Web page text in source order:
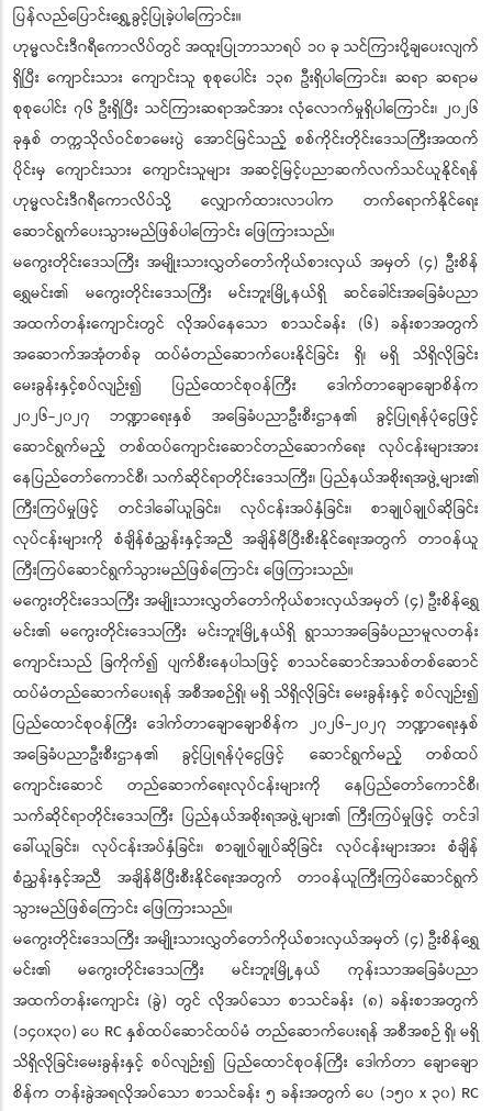
ပြန်လည်ပြောင်းရွှေ့ခွင့်ပြုခဲ့ပါကြောင်း။
ဟုမ္မလင်းဒီဂရီကောလိပ်တွင် အထူးပြုဘာသာရပ် ၁၀ ခု သင်ကြားပို့ချပေးလျက်
ရှိပြီး ကျောင်းသား ကျောင်းသူ စုစုပေါင်း ၁၃၈ ဦးရှိပါကြောင်း၊ ဆရာ ဆရာမ
စုစုပေါင်း ၇၆ ဦးရှိပြီး သင်ကြားဆရာအင်အား လုံလောက်မှုရှိပါကြောင်း၊ ၂၀၂၆
ခုနှစ် တက္ကသိုလ်ဝင်စာမေးပွဲ အောင်မြင်သည့် စစ်ကိုင်းတိုင်းဒေသကြီးအထက်
ပိုင်းမှ ကျောင်းသား ကျောင်းသူများ အဆင့်မြင့်ပညာဆက်လက်သင်ယူနိုင်ရန်
ဟုမ္မလင်းဒီဂရီကောလိပ်သို့ လျှောက်ထားလာပါက တက်ရောက်နိုင်ရေး
ဆောင်ရွက်ပေးသွားမည်ဖြစ်ပါကြောင်း ဖြေကြားသည်။
မကွေးတိုင်းဒေသကြီး အမျိုးသားလွှတ်တော်ကိုယ်စားလှယ် အမှတ် (၄) ဦးစိန်
ရွှေမင်း၏ မကွေးတိုင်းဒေသကြီး မင်းဘူးမြို့နယ်ရှိ ဆင်ခေါင်းအခြေခံပညာ
အထက်တန်းကျောင်းတွင် လိုအပ်နေသော စာသင်ခန်း (၆) ခန်းစာအတွက်
အဆောက်အအုံတစ်ခု ထပ်မံတည်ဆောက်ပေးနိုင်ခြင်း ရှိ၊ မရှိ သိရှိလိုခြင်း
မေးခွန်းနှင့်စပ်လျဉ်း၍ ပြည်ထောင်စုဝန်ကြီး ဒေါက်တာချောချောစိန်က
၂၀၂၆-၂၀၂၇ ဘဏ္ဍာရေးနှစ် အခြေခံပညာဦးစီးဌာန၏ ခွင့်ပြုရန်ပုံငွေဖြင့်
ဆောင်ရွက်မည့် တစ်ထပ်ကျောင်းဆောင်တည်ဆောက်ရေး လုပ်ငန်းများအား
နေပြည်တော်ကောင်စီ၊ သက်ဆိုင်ရာတိုင်းဒေသကြီး၊ ပြည်နယ်အစိုးရအဖွဲ့များ၏
ကြီးကြပ်မှုဖြင့် တင်ဒါခေါ်ယူခြင်း၊ လုပ်ငန်းအပ်နှံခြင်း၊ စာချုပ်ချုပ်ဆိုခြင်း
လုပ်ငန်းများကို စံချိန်စံညွှန်းနှင့်အညီ အချိန်မီပြီးစီးနိုင်ရေးအတွက် တာဝန်ယူ
ကြီးကြပ်ဆောင်ရွက်သွားမည်ဖြစ်ကြောင်း ဖြေကြားသည်။
မကွေးတိုင်းဒေသကြီး အမျိုးသားလွှတ်တော်ကိုယ်စားလှယ်အမှတ် (၄) ဦးစိန်ရွှေ
မင်း၏ မကွေးတိုင်းဒေသကြီး မင်းဘူးမြို့နယ်ရှိ ရွာသာအခြေခံပညာမူလတန်း
ကျောင်းသည် ခြကိုက်၍ ပျက်စီးနေပါသဖြင့် စာသင်ဆောင်အသစ်တစ်ဆောင်
ထပ်မံတည်ဆောက်ပေးရန် အစီအစဉ်ရှိ၊ မရှိ သိရှိလိုခြင်း မေးခွန်းနှင့် စပ်လျဉ်း၍
ပြည်ထောင်စုဝန်ကြီး ဒေါက်တာချောချောစိန်က ၂၀၂၆-၂၀၂၇ ဘဏ္ဍာရေးနှစ်
အခြေခံပညာဦးစီးဌာန၏ ခွင့်ပြုရန်ပုံငွေဖြင့် ဆောင်ရွက်မည့် တစ်ထပ်
ကျောင်းဆောင် တည်ဆောက်ရေးလုပ်ငန်းများကို နေပြည်တော်ကောင်စီ၊
သက်ဆိုင်ရာတိုင်းဒေသကြီး ပြည်နယ်အစိုးရအဖွဲ့များ၏ ကြီးကြပ်မှုဖြင့် တင်ဒါ
ခေါ်ယူခြင်း၊ လုပ်ငန်းအပ်နှံခြင်း၊ စာချုပ်ချုပ်ဆိုခြင်း လုပ်ငန်းများအား စံချိန်
စံညွှန်းနှင့်အညီ အချိန်မီပြီးစီးနိုင်ရေးအတွက် တာဝန်ယူကြီးကြပ်ဆောင်ရွက်
သွားမည်ဖြစ်ကြောင်း ဖြေကြားသည်။
မကွေးတိုင်းဒေသကြီး အမျိုးသားလွှတ်တော်ကိုယ်စားလှယ်အမှတ် (၄) ဦးစိန်ရွှေ
မင်း၏ မကွေးတိုင်းဒေသကြီး မင်းဘူးမြို့နယ် ကုန်းသာအခြေခံပညာ
အထက်တန်းကျောင်း (ခွဲ) တွင် လိုအပ်သော စာသင်ခန်း (၈) ခန်းစာအတွက်
(၁၄၀x၃၀) ပေ RC နှစ်ထပ်ဆောင်ထပ်မံ တည်ဆောက်ပေးရန် အစီအစဉ် ရှိ၊ မရှိ
သိရှိလိုခြင်းမေးခွန်းနှင့် စပ်လျဉ်း၍ ပြည်ထောင်စုဝန်ကြီး ဒေါက်တာ ချောချော
စိန်က တန်းခွဲအရလိုအပ်သော စာသင်ခန်း ၅ ခန်းအတွက် ပေ (၁၅၀ x ၃၀) RC